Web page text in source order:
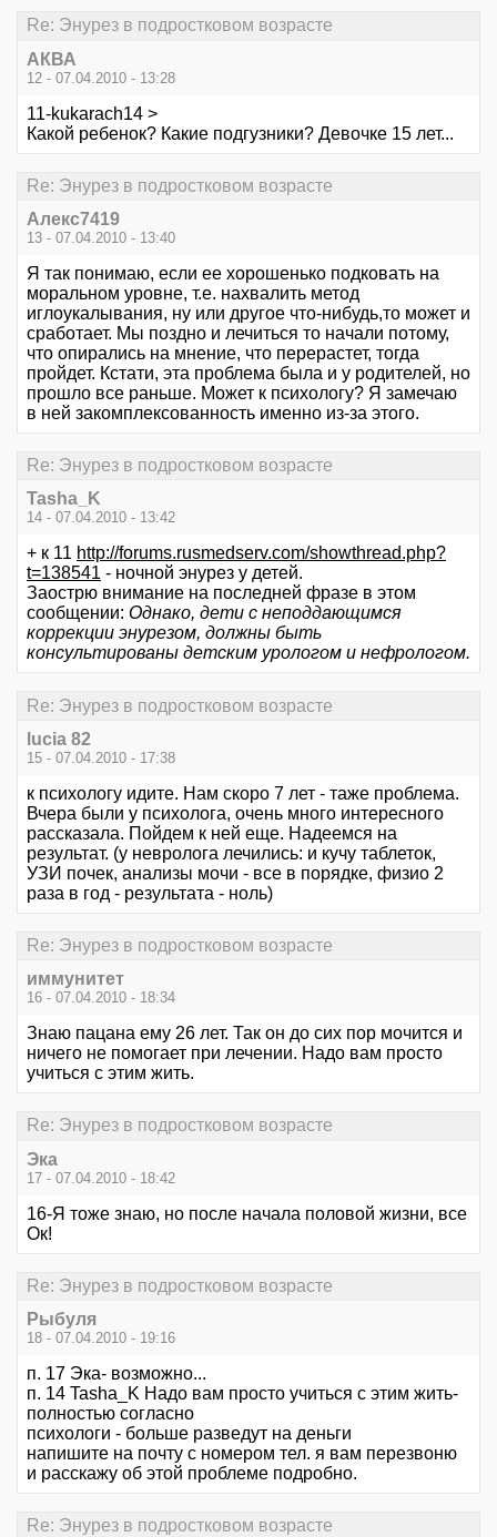
Re: Энурез в подростковом возрасте
АКВА
12 - 07.04.2010 - 13:28
11-kukarach14 >
Какой ребенок? Какие подгузники? Девочке 15 лет...
Re: Энурез в подростковом возрасте
Алекс7419
13 - 07.04.2010 - 13:40
Я так понимаю, если ее хорошенько подковать на
моральном уровне, т.е. нахвалить метод
иглоукалывания, ну или другое что-нибудь,то может и
сработает. Мы поздно и лечиться то начали потому,
что опирались на мнение, что перерастет, тогда
пройдет. Кстати, эта проблема была и у родителей, но
прошло все раньше. Может к психологу? Я замечаю
в ней закомплексованность именно из-за этого.
Re: Энурез в подростковом возрасте
Tasha_K
14 - 07.04.2010 - 13:42
+ к 11 http://forums.rusmedserv.com/showthread.php?
t=138541 - ночной энурез у детей.
Заострю внимание на последней фразе в этом
сообщении: Однако, дети с неподдающимся
коррекции энурезом, должны быть
консультированы детским урологом и нефрологом.
Re: Энурез в подростковом возрасте
lucia 82
15 - 07.04.2010 - 17:38
к психологу идите. Нам скоро 7 лет - таже проблема.
Вчера были у психолога, очень много интересного
рассказала. Пойдем к ней еще. Надеемся на
результат. (у невролога лечились: и кучу таблеток,
УЗИ почек, анализы мочи - все в порядке, физио 2
раза в год - результата - ноль)
Re: Энурез в подростковом возрасте
иммунитет
16 - 07.04.2010 - 18:34
Знаю пацана ему 26 лет. Так он до сих пор мочится и
ничего не помогает при лечении. Надо вам просто
учиться с этим жить.
Re: Энурез в подростковом возрасте
Эка
17 - 07.04.2010 - 18:42
16-Я тоже знаю, но после начала половой жизни, все
Ок!
Re: Энурез в подростковом возрасте
Рыбуля
18 - 07.04.2010 - 19:16
п. 17 Эка- возможно...
п. 14 Tasha_K Надо вам просто учиться с этим жить-
полностью согласно
психологи - больше разведут на деньги
напишите на почту с номером тел. я вам перезвоню
и расскажу об этой проблеме подробно.
Re: Энурез в подростковом возрасте